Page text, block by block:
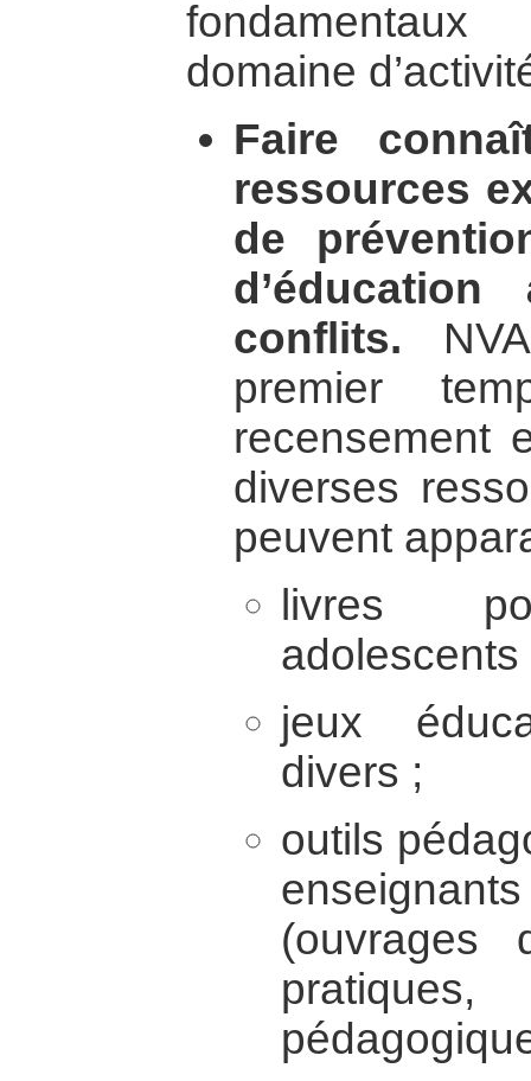
domaine
Faire
ressources
de
conflits.
premier
recensement
diverses
peuvent
livres
adolescents
jeux
divers ;
outils
(ouvrages